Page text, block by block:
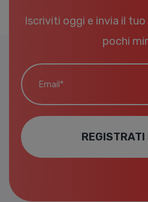
Iscriviti oggi e invia il
pochi
Email*